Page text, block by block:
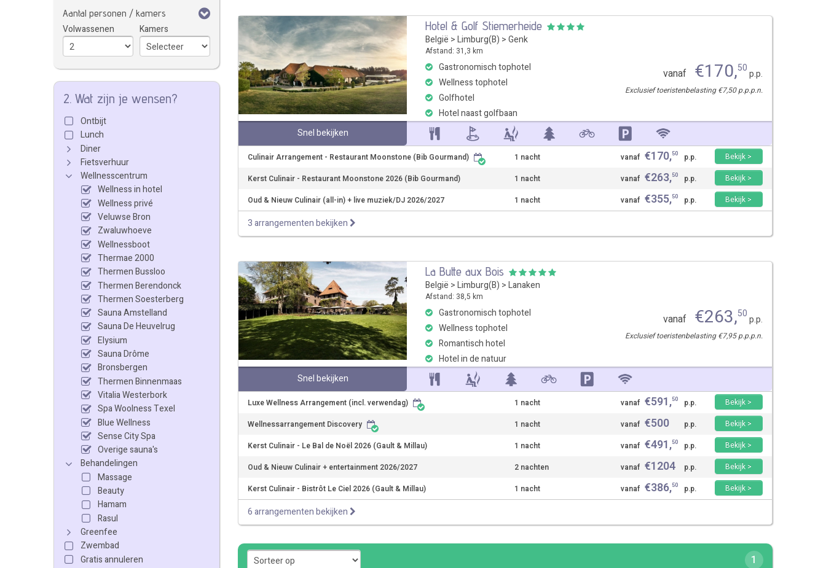
Aantal personen / kamers
Volwassenen Kamers
2. Wat zijn je wensen?
Ontbijt
Lunch
Diner
Fietsverhuur
Wellnesscentrum
Wellness in hotel
Wellness privé
Veluwse Bron
Zwaluwhoeve
Wellnessboot
Thermae 2000
Thermen Bussloo
Thermen Berendonck
Thermen Soesterberg
Sauna Amstelland
Sauna De Heuvelrug
Elysium
Sauna Drôme
Bronsbergen
Thermen Binnenmaas
Vitalia Westerbork
Spa Woolness Texel
Blue Wellness
Sense City Spa
Overige sauna's
Behandelingen
Massage
Beauty
Hamam
Rasul
Greenfee
Zwembad
Gratis annuleren
Hotel & Golf Stiemerheide
België > Limburg(B) > Genk
Afstand: 31,3 km
Gastronomisch tophotel
Wellness tophotel
Golfhotel
Hotel naast golfbaan
vanaf €170,50p.p.
Exclusief toeristenbelasting €7,50 p.p.p.n.
Snel bekijken
Culinair Arrangement - Restaurant Moonstone (Bib Gourmand) 1 nacht vanaf €170,50 p.p.
Bekijk >
Kerst Culinair - Restaurant Moonstone 2026 (Bib Gourmand)
1 nacht vanaf €263,50 p.p.
Bekijk >
Oud & Nieuw Culinair (all-in) + live muziek/DJ 2026/2027
1 nacht vanaf €355,50 p.p. Bekijk >
3 arrangementen bekijken
La Butte aux Bois
België > Limburg(B) > Lanaken
Afstand: 38,5 km
Gastronomisch tophotel
Wellness tophotel
Romantisch hotel
Hotel in de natuur
vanaf €263,50p.p.
Exclusief toeristenbelasting €7,95 p.p.p.n.
Snel bekijken
Luxe Wellness Arrangement (incl. verwendag) 1 nacht vanaf €591,50 p.p.
Bekijk >
Wellnessarrangement Discovery
1 nacht vanaf €500 p.p.
Bekijk >
Kerst Culinair - Le Bal de Noël 2026 (Gault & Millau)
1 nacht vanaf €491,50 p.p.
Bekijk >
Oud & Nieuw Culinair + entertainment 2026/2027
2 nachten vanaf €1204 p.p.
Bekijk >
Kerst Culinair - Bistrôt Le Ciel 2026 (Gault & Millau)
1 nacht vanaf €386,50 p.p. Bekijk >
6 arrangementen bekijken
1